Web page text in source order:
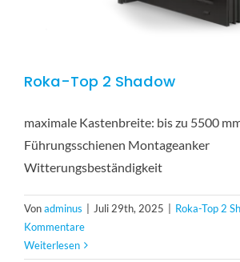
Roka-Top 2 Shadow
maximale Kastenbreite: bis zu 5500
Führungsschienen Montageanker
Witterungsbeständigkeit
Vonadminus Juli 29th, 2025 Roka-Top 2
Kommentare
Weiterlesen